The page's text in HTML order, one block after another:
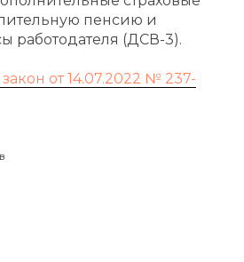
пенсию и
работодателя (ДСВ-3).
от 14.07.2022 № 237-